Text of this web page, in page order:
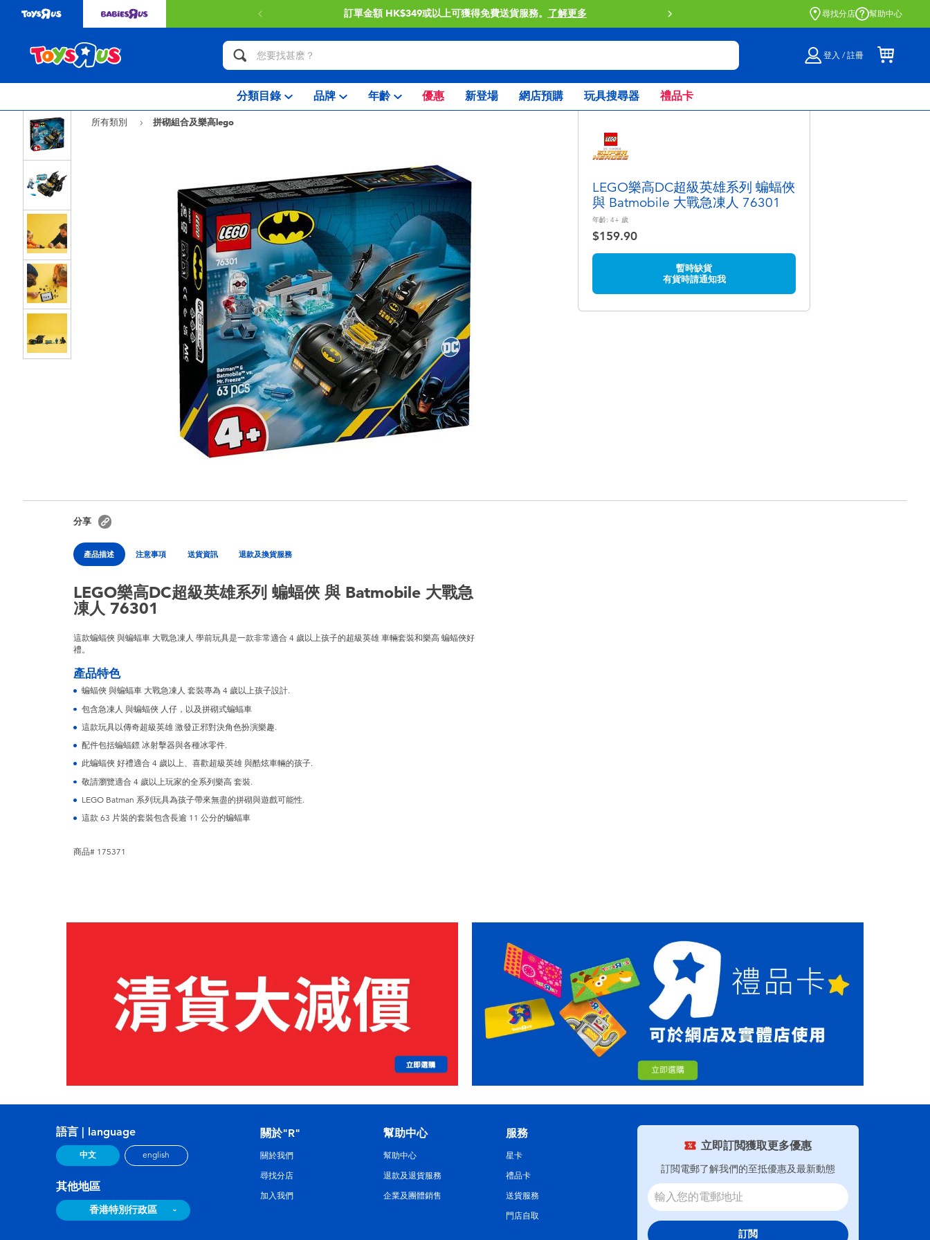
訂單金額 HK$349或以上可獲得免費送貨服務。 了解更多 門店自取服務 網上購買並在店內
尋找分店 幫助中心
登入 / 註冊
分類目錄 品牌 年齡 優惠 新登場 網店預購 玩具搜尋器 禮品卡
所有類別 拼砌組合及樂高lego
LEGO樂高DC超級英雄系列 蝙蝠俠
與 Batmobile 大戰急凍人 76301
年齡: 4+ 歲
$159.90
暫時缺貨
有貨時請通知我
分享
產品描述 注意事項 送貨資訊 退款及換貨服務
LEGO樂高DC超級英雄系列 蝙蝠俠 與 Batmobile 大戰急
凍人 76301
這款蝙蝠俠 與蝙蝠車 大戰急凍人 學前玩具是一款非常適合 4 歲以上孩子的超級英雄 車輛套裝和樂高 蝙蝠俠好
禮。
產品特色
蝙蝠俠 與蝙蝠車 大戰急凍人 套裝專為 4 歲以上孩子設計.
包含急凍人 與蝙蝠俠 人仔，以及拼砌式蝙蝠車
這款玩具以傳奇超級英雄 激發正邪對決角色扮演樂趣.
配件包括蝙蝠鏢 冰射擊器與各種冰零件.
此蝙蝠俠 好禮適合 4 歲以上、喜歡超級英雄 與酷炫車輛的孩子.
敬請瀏覽適合 4 歲以上玩家的全系列樂高 套裝.
LEGO Batman 系列玩具為孩子帶來無盡的拼砌與遊戲可能性.
這款 63 片裝的套裝包含長逾 11 公分的蝙蝠車
商品# 175371
立即訂閲獲取更多優惠
訂閲電郵了解我們的至抵優惠及最新動態
訂閲
語言 | language
中文 english
其他地區
香港特別行政區
關於"R"
關於我們
尋找分店
加入我們
幫助中心
幫助中心
退款及退貨服務
企業及團體銷售
服務
星卡
禮品卡
送貨服務
門店自取